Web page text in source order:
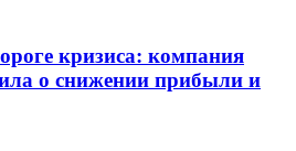
кризиса: компания
о снижении прибыли и